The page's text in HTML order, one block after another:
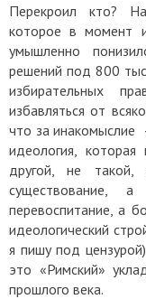
Перекроил кто?
которое в момент
умышленно
решений под 800
избирательных
избавляться от
что за инакомыслие
идеология,
другой, не
существование,
перевоспитание, а
идеологический
я пишу под
это «Римский»
прошлого века.